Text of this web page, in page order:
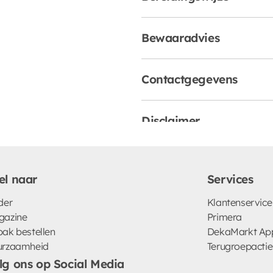
Bewaaradvies
Contactgegevens
Disclaimer
naar
bestellen
Services
Klantenservice
Primera
DekaMarkt
Terugroepactie
ons op Social Media